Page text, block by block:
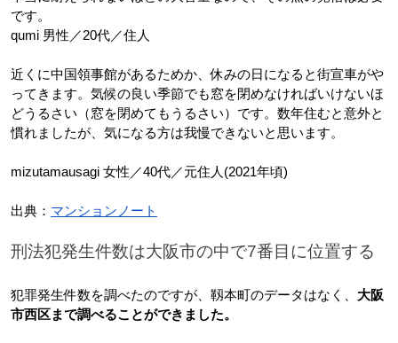
です。
qumi 男性／20代／住人
近くに中国領事館があるためか、休みの日になると街宣車がや
ってきます。気候の良い季節でも窓を閉めなければいけないほ
どうるさい（窓を閉めてもうるさい）です。数年住むと意外と
慣れましたが、気になる方は我慢できないと思います。
mizutamausagi 女性／40代／元住人(2021年頃)
出典： マンションノート
刑法犯発生件数は大阪市の中で7番目に位置する
犯罪発生件数を調べたのですが、靱本町のデータはなく、 大阪
市西区まで調べることができました。